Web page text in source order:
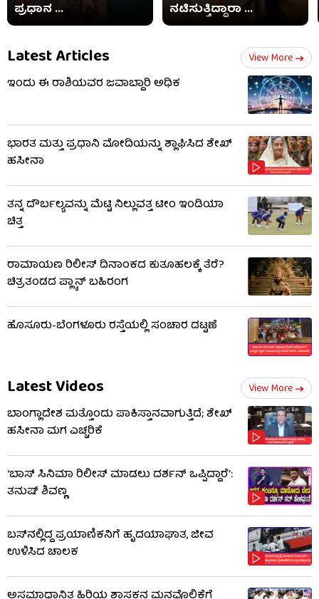
ಪ್ರಧಾನ ...
ನಟಿಸುತ್ತಿದ್ದಾರಾ ...
Latest Articles View More
ಇಂದು ಈ ರಾಶಿಯವರ ಜವಾಬ್ದಾರಿ ಅಧಿಕ
ಭಾರತ ಮತ್ತು ಪ್ರಧಾನಿ ಮೋದಿಯನ್ನು ಶ್ಲಾಘಿಸಿದ ಶೇಖ್
ಹಸೀನಾ
ತನ್ನ ದೌರ್ಬಲ್ಯವನ್ನು ಮೆಟ್ಟಿ ನಿಲ್ಲುವತ್ತ ಟೀಂ ಇಂಡಿಯಾ
ಚಿತ್ತ
ರಾಮಾಯಣ ರಿಲೀಸ್ ದಿನಾಂಕದ ಕುತೂಹಲಕ್ಕೆ ತೆರೆ?
ಚಿತ್ರತಂಡದ ಪ್ಲ್ಯಾನ್ ಬಹಿರಂಗ
ಹೊಸೂರು-ಬೆಂಗಳೂರು ರಸ್ತೆಯಲ್ಲಿ ಸಂಚಾರ ದಟ್ಟಣೆ
Latest Videos View More
ಬಾಂಗ್ಲಾದೇಶ ಮತ್ತೊಂದು ಪಾಕಿಸ್ತಾನವಾಗುತ್ತಿದೆ; ಶೇಖ್
ಹಸೀನಾ ಮಗ ಎಚ್ಚರಿಕೆ
‘ಬಾಸ್ ಸಿನಿಮಾ ರಿಲೀಸ್ ಮಾಡಲು ದರ್ಶನ್ ಒಪ್ಪಿದ್ದಾರೆ’:
ತನುಷ್ ಶಿವಣ್ಣ
ಬಸ್‌ನಲ್ಲಿದ್ದ ಪ್ರಯಾಣಿಕನಿಗೆ ಹೃದಯಾಘಾತ, ಜೀವ
ಉಳಿಸಿದ ಚಾಲಕ